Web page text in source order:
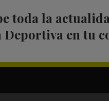
toda la
Deportiva en tu